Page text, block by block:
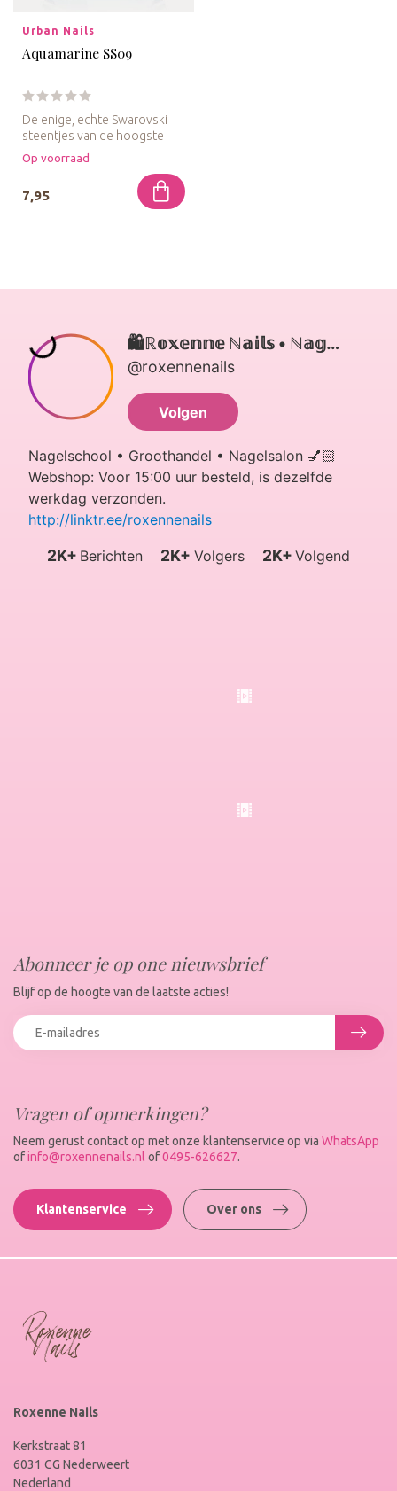
Urban Nails
Aquamarine SS09
De enige, echte Swarovski
steentjes van de hoogste
kwaliteit, een uiterst hoog b...
Op voorraad
7,95
Vragen of opmerkingen?
Neem gerust contact op met onze klantenservice op via WhatsApp
ofinfo@roxennenails.nl of0495-626627.
Klantenservice Over ons
Abonneer je op one nieuwsbrief
Blijf op de hoogte van de laatste acties!
Roxenne Nails
Kerkstraat 81
6031 CG Nederweert
Nederland